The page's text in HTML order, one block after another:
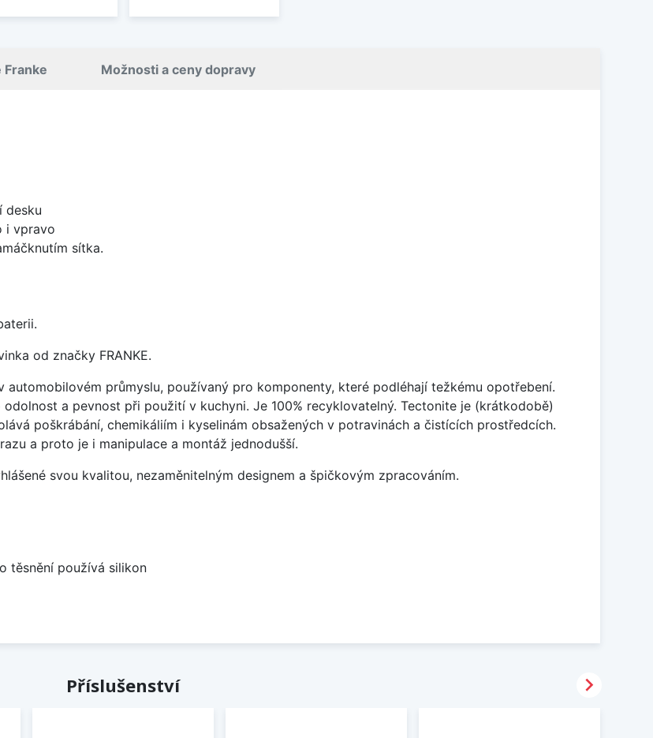
Franke Možnosti a ceny dopravy
desku
i vpravo
sítka.
od značky FRANKE.
průmyslu, používaný pro komponenty, které podléhají težkému opotřebení.
a pevnost při použití v kuchyni. Je 100% recyklovatelný. Tectonite je (krátkodobě)
poškrábání, chemikáliím i kyselinám obsažených v potravinách a čistících prostředcích.
a proto je i manipulace a montáž jednodušší.
svou kvalitou, nezaměnitelným designem a špičkovým zpracováním.
těsnění používá silikon
Příslušenství 